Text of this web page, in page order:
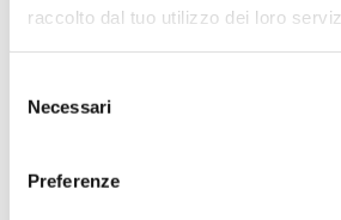
raccolto dal tuo utilizzo dei loro
delNecessari
Preferenze
la quarta in totale. E
Edimburgoè festa
fortunata per la
Sergio Parisse viene eletto